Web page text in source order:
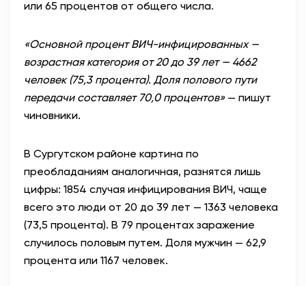
82,17 94,84
или 65 процентов от общего числа.
«Основной процент ВИЧ-инфицированных —
возрастная категория от 20 до 39 лет — 4662
человек (75,3 процента). Доля полового пути
передачи составляет 70,0 процентов»— пишут
чиновники.
В Сургутском районе картина по
преобладаниям аналогичная, разнятся лишь
цифры: 1854 случая инфицирования ВИЧ, чаще
всего это люди от 20 до 39 лет — 1363 человека
(73,5 процента). В 79 процентах заражение
случилось половым путем. Доля мужчин — 62,9
процента или 1167 человек.